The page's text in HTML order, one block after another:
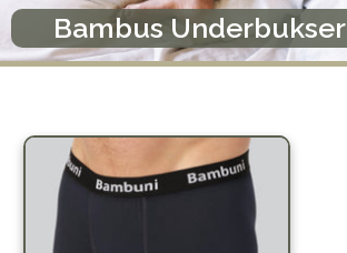
Gå
indholdet
Bambus Underbukser